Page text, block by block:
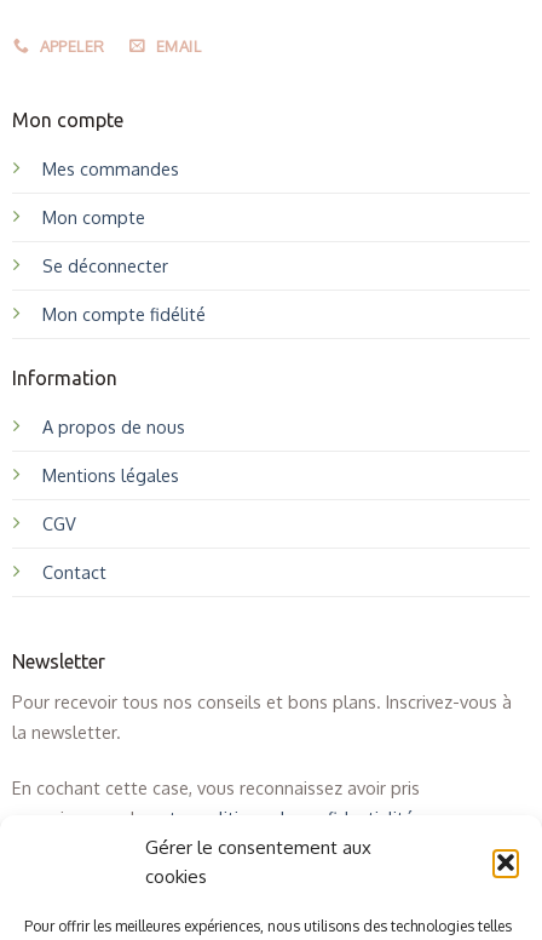
Gérer le consentement aux
cookies
Pour offrir les meilleures expériences, nous utilisons des technologies telles
APPELER EMAIL
Mon compte
Mes commandes
Mon compte
Se déconnecter
Mon compte fidélité
Information
A propos de nous
Mentions légales
CGV
Contact
Newsletter
Pour recevoir tous nos conseils et bons plans. Inscrivez-vous à
la newsletter.
En cochant cette case, vous reconnaissez avoir pris
connaissance de
notre politique de confidentialité